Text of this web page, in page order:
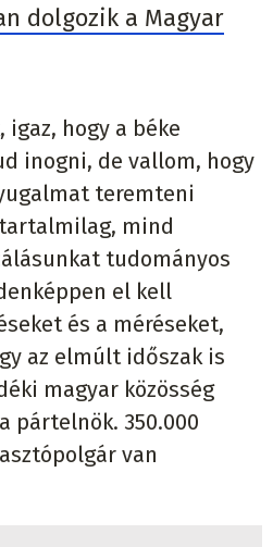
dolgozik a Magyar
igaz, hogy a béke
inogni, de vallom, hogy
teremteni
mind
tudományos
el kell
és a méréseket,
az elmúlt időszak is
magyar közösség
pártelnök. 350.000
van